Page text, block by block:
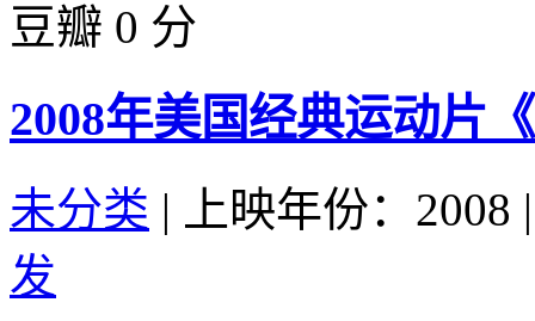
豆瓣 0 分
2008年美国经典运动片
未分类 | 上映年份：2008 |
发